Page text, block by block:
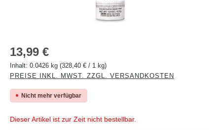
Regulärer Preis:
13,99 €
Inhalt: 0.0426 kg (328,40 € / 1 kg)
PREISE INKL. MWST. ZZGL. VERSANDKOSTEN
Nicht mehr verfügbar
Dieser Artikel ist zur Zeit nicht bestellbar.